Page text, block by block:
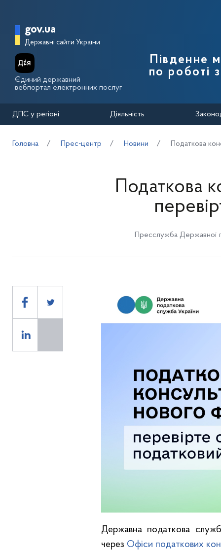
Головна сторінка Державної
gov.ua
Державні сайти України
Єдиний державний
вебпортал електронних послуг
Південне
по роботі
ДПС у регіоні Діяльність
Головна Прес-центр Новини Податкова
Податкова
Пресслужба Державної
Державна податкова
через Офіси податкових